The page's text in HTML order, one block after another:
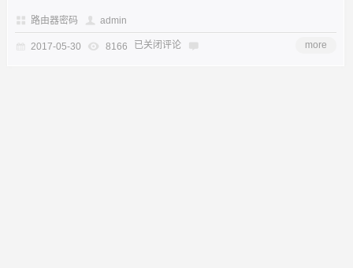
路由器密码 admin
2017-05-30 8166 已关闭评论 more